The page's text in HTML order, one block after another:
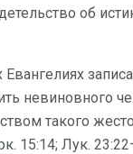
об
Евангелиях
невиновного
такого
15:14; Лук.